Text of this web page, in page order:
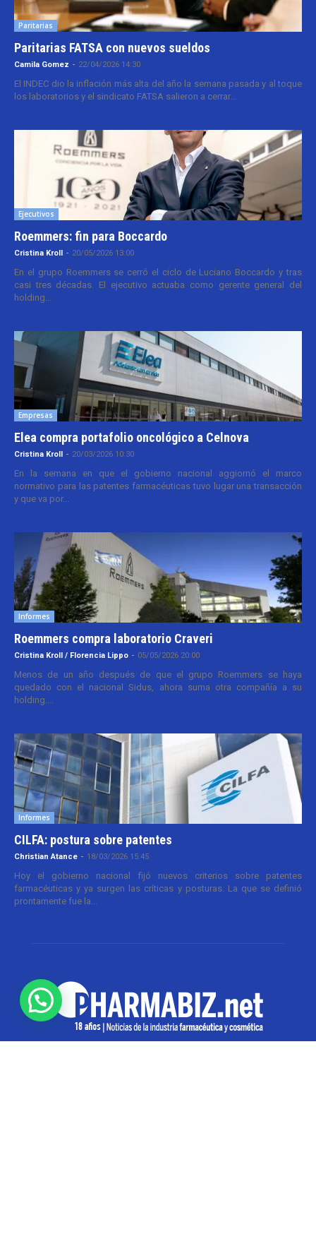
Paritarias
Paritarias FATSA con nuevos sueldos
Camila Gomez - 22/04/2026 14:30
El INDEC dio la inflación más alta del año la semana pasada y al toque
los laboratorios y el sindicato FATSA salieron a cerrar...
Ejecutivos
Roemmers: fin para Boccardo
Cristina Kroll - 20/05/2026 13:00
En el grupo Roemmers se cerró el ciclo de Luciano Boccardo y tras
casi tres décadas. El ejecutivo actuaba como gerente general del
holding...
Empresas
Elea compra portafolio oncológico a Celnova
Cristina Kroll - 20/03/2026 10:30
En la semana en que el gobierno nacional aggiornó el marco
normativo para las patentes farmacéuticas tuvo lugar una transacción
y que va por...
Informes
Roemmers compra laboratorio Craveri
Cristina Kroll / Florencia Lippo - 05/05/2026 20:00
Menos de un año después de que el grupo Roemmers se haya
quedado con el nacional Sidus, ahora suma otra compañía a su
holding....
Informes
CILFA: postura sobre patentes
Christian Atance - 18/03/2026 15:45
Hoy el gobierno nacional fijó nuevos criterios sobre patentes
farmacéuticas y ya surgen las críticas y posturas. La que se definió
prontamente fue la...